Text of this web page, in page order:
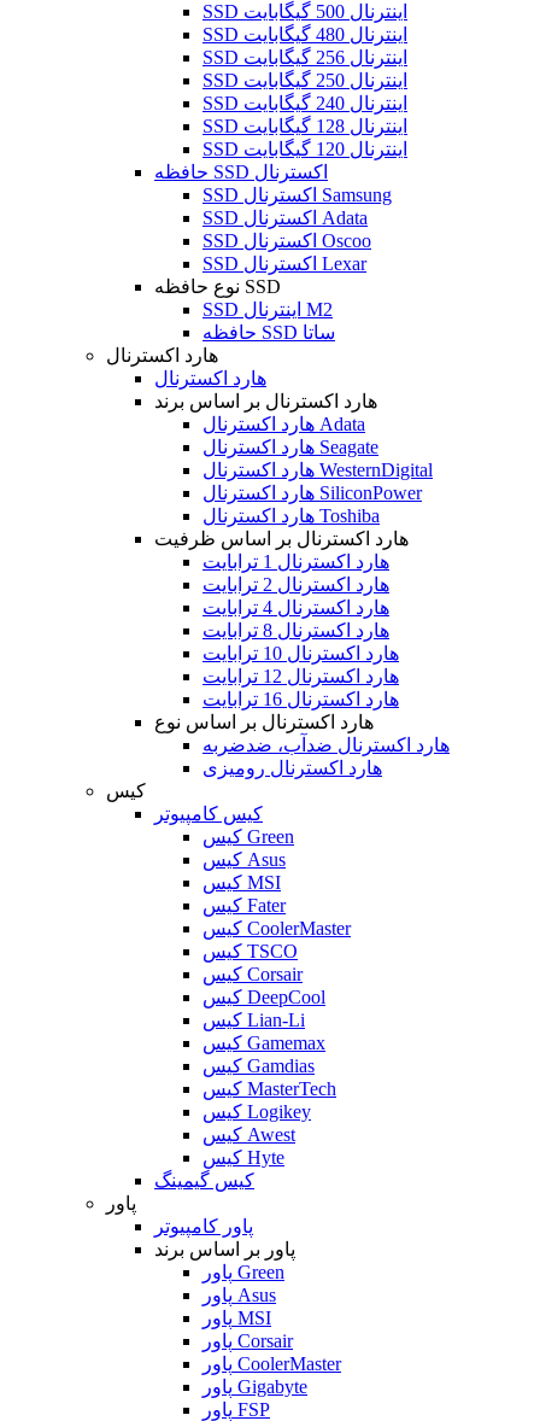
SSD اینترنال 500 گیگابایت
SSD اینترنال 480 گیگابایت
SSD اینترنال 256 گیگابایت
SSD اینترنال 250 گیگابایت
SSD اینترنال 240 گیگابایت
SSD اینترنال 128 گیگابایت
SSD اینترنال 120 گیگابایت
حافظه SSD اکسترنال
SSD اکسترنال Samsung
SSD اکسترنال Adata
SSD اکسترنال Oscoo
SSD اکسترنال Lexar
نوع حافظه SSD
SSD اینترنال M2
حافظه SSD ساتا
هارد اکسترنال
هارد اکسترنال
هارد اکسترنال بر اساس برند
هارد اکسترنال Adata
هارد اکسترنال Seagate
هارد اکسترنال WesternDigital
هارد اکسترنال SiliconPower
هارد اکسترنال Toshiba
هارد اکسترنال بر اساس ظرفیت
هارد اکسترنال 1 ترابایت
هارد اکسترنال 2 ترابایت
هارد اکسترنال 4 ترابایت
هارد اکسترنال 8 ترابایت
هارد اکسترنال 10 ترابایت
هارد اکسترنال 12 ترابایت
هارد اکسترنال 16 ترابایت
هارد اکسترنال بر اساس نوع
هارد اکسترنال ضدآب، ضدضربه
هارد اکسترنال رومیزی
کیس
کیس کامپیوتر
کیس Green
کیس Asus
کیس MSI
کیس Fater
کیس CoolerMaster
کیس TSCO
کیس Corsair
کیس DeepCool
کیس Lian-Li
کیس Gamemax
کیس Gamdias
کیس MasterTech
کیس Logikey
کیس Awest
کیس Hyte
کیس گیمینگ
پاور
پاور کامپیوتر
پاور بر اساس برند
پاور Green
پاور Asus
پاور MSI
پاور Corsair
پاور CoolerMaster
پاور Gigabyte
پاور FSP